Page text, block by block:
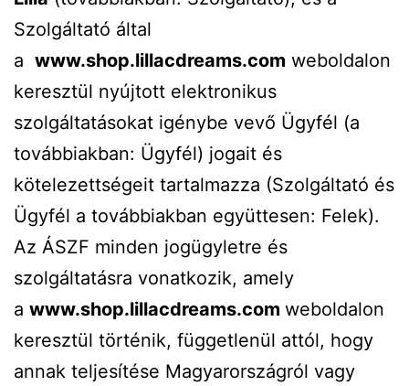
Szolgáltató által
a www.shop.lillacdreams.com weboldalon
keresztül nyújtott elektronikus
szolgáltatásokat igénybe vevő Ügyfél (a
továbbiakban: Ügyfél) jogait és
kötelezettségeit tartalmazza (Szolgáltató és
Ügyfél a továbbiakban együttesen: Felek).
Az ÁSZF minden jogügyletre és
szolgáltatásra vonatkozik, amely
a www.shop.lillacdreams.com weboldalon
keresztül történik, függetlenül attól, hogy
annak teljesítése Magyarországról vagy